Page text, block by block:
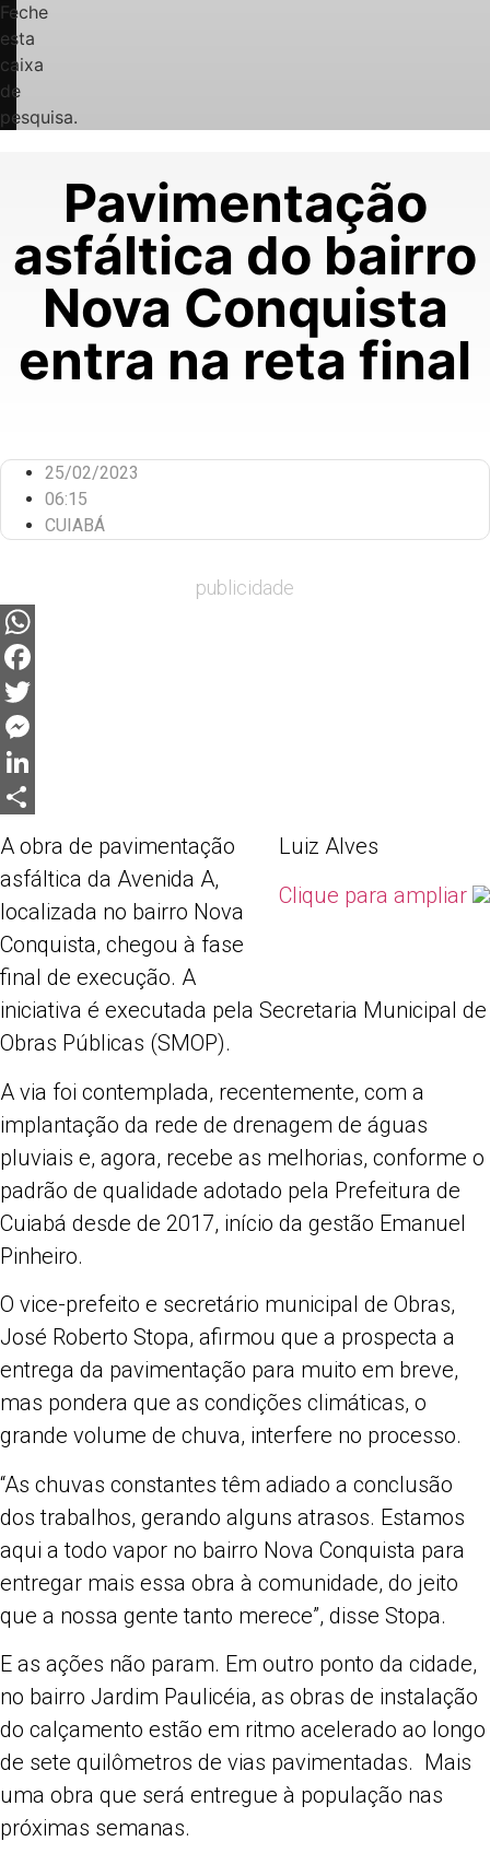
Feche
esta
caixa
de
pesquisa.
Pavimentação
asfáltica do bairro
Nova Conquista
entra na reta final
25/02/2023
06:15
CUIABÁ
publicidade
WhatsApp
Facebook
Twitter
Messenger
LinkedIn
Share
Luiz Alves
Clique para ampliar
A obra de pavimentação
asfáltica da Avenida A,
localizada no bairro Nova
Conquista, chegou à fase
final de execução. A
iniciativa é executada pela Secretaria Municipal de
Obras Públicas (SMOP).
A via foi contemplada, recentemente, com a
implantação da rede de drenagem de águas
pluviais e, agora, recebe as melhorias, conforme o
padrão de qualidade adotado pela Prefeitura de
Cuiabá desde de 2017, início da gestão Emanuel
Pinheiro.
O vice-prefeito e secretário municipal de Obras,
José Roberto Stopa, afirmou que a prospecta a
entrega da pavimentação para muito em breve,
mas pondera que as condições climáticas, o
grande volume de chuva, interfere no processo.
“As chuvas constantes têm adiado a conclusão
dos trabalhos, gerando alguns atrasos. Estamos
aqui a todo vapor no bairro Nova Conquista para
entregar mais essa obra à comunidade, do jeito
que a nossa gente tanto merece”, disse Stopa.
E as ações não param. Em outro ponto da cidade,
no bairro Jardim Paulicéia, as obras de instalação
do calçamento estão em ritmo acelerado ao longo
de sete quilômetros de vias pavimentadas. Mais
uma obra que será entregue à população nas
próximas semanas.